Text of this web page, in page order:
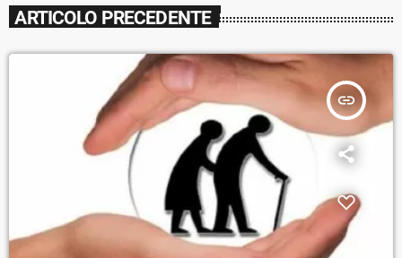
ARTICOLO PRECEDENTE
insert_link